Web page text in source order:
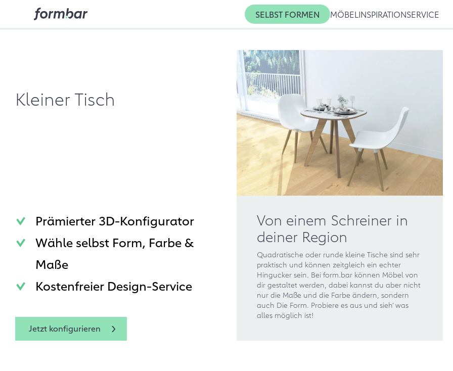
SELBST FORMEN MÖBEL INSPIRATIONSERVICE
Kleiner Tisch
Prämierter 3D-Konfigurator
Wähle selbst Form, Farbe &
Maße
Kostenfreier Design-Service
Jetzt konfigurieren
Von einem Schreiner in
deiner Region
Quadratische oder runde kleine Tische sind sehr
praktisch und können zeitgleich ein echter
Hingucker sein. Bei form.bar können Möbel von
dir gestaltet werden, dabei kannst du aber nicht
nur die Maße und die Farbe ändern, sondern
auch Die Form. Probiere es aus und sieh‘ was
alles möglich ist!